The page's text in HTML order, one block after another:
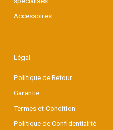
Accessoires
Légal
Politique de Retour
Garantie
Termes et Condition
Politique de Confidentialité